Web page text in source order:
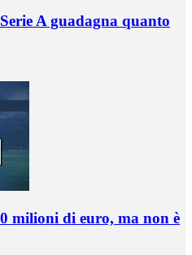
A guadagna quanto
milioni di euro, ma non è